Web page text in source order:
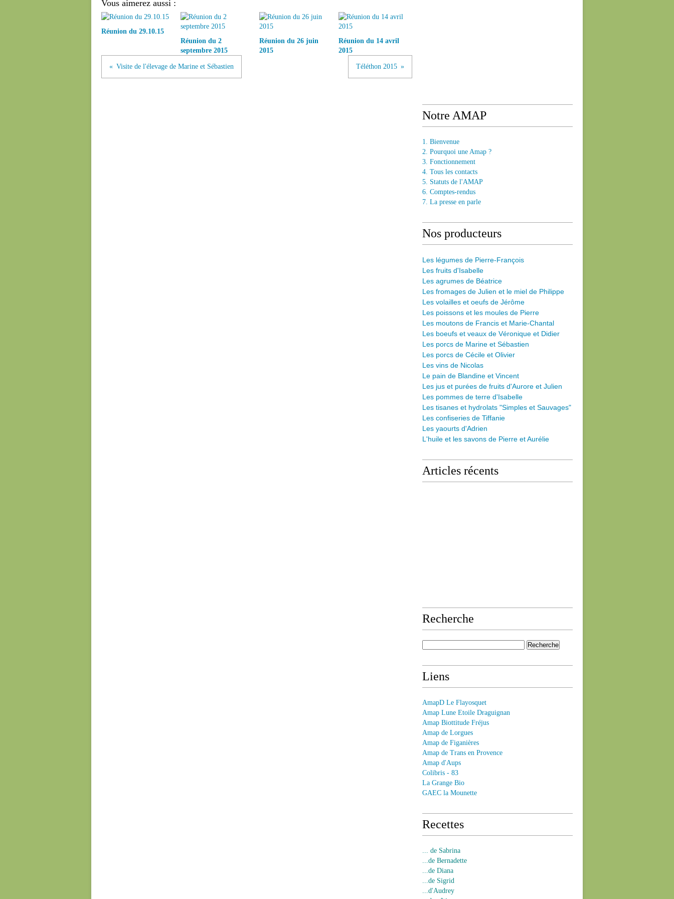
Vous aimerez aussi :
Réunion du 29.10.15
Réunion du 2
septembre 2015
Réunion du 26 juin
2015
Réunion du 14 avril
2015
Visite de l'élevage de Marine et Sébastien Téléthon 2015
Notre AMAP
1. Bienvenue
2. Pourquoi une Amap ?
3. Fonctionnement
4. Tous les contacts
5. Statuts de l'AMAP
6. Comptes-rendus
7. La presse en parle
Nos producteurs
Les légumes de Pierre-François
Les fruits d'Isabelle
Les agrumes de Béatrice
Les fromages de Julien et le miel de Philippe
Les volailles et oeufs de Jérôme
Les poissons et les moules de Pierre
Les moutons de Francis et Marie-Chantal
Les boeufs et veaux de Véronique et Didier
Les porcs de Marine et Sébastien
Les porcs de Cécile et Olivier
Les vins de Nicolas
L e pain de Blandine et Vincent
Les jus et purées de fruits d'Aurore et Julien
Les pommes de terre d'Isabelle
Les tisanes et hydrolats "Simples et Sauvages"
Les confiseries de Tiffanie
Les yaourts d'Adrien
L'huile et les savons de Pierre et Aurélie
Articles récents
Recherche
Liens
AmapD Le Flayosquet
Amap Lune Etoile Draguignan
Amap Biottitude Fréjus
Amap de Lorgues
Amap de Figanières
Amap de Trans en Provence
Amap d'Aups
Colibris - 83
La Grange Bio
GAEC la Mounette
Recettes
... de Sabrina
...de Bernadette
...de Diana
...de Sigrid
...d'Audrey